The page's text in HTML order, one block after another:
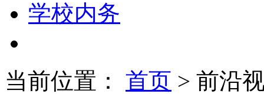
学校内务
当前位置： 首页 > 前沿